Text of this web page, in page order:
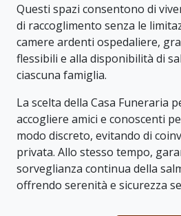
Questi spazi consentono di
di raccoglimento senza le
camere ardenti ospedaliere,
flessibili e alla disponibilità di
ciascuna famiglia.
La scelta della Casa Funeraria
accogliere amici e conoscenti
modo discreto, evitando di
privata. Allo stesso tempo,
sorveglianza continua della
offrendo serenità e sicurezza